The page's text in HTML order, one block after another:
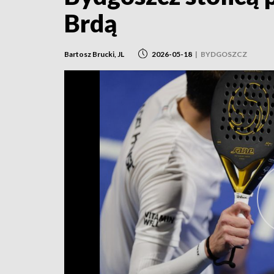
Brdą
Bartosz Brucki, JL 2026-05-18 | BYDGOSZCZ